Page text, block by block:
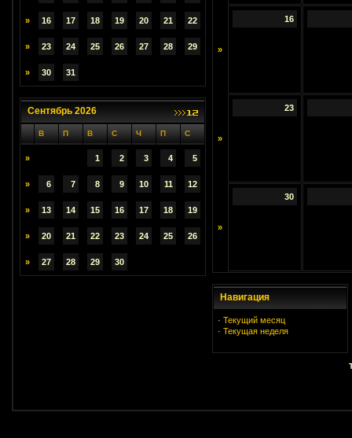
» 16 17 18 19 20 21 22
» 23 24 25 26 27 28 29
» 30 31
Сентябрь 2026
В П В С Ч П С
» 1 2 3 4 5
» 6 7 8 9 10 11 12
» 13 14 15 16 17 18 19
» 20 21 22 23 24 25 26
» 27 28 29 30
»
16
»
23
»
30
Навигация
· Текущий месяц
· Текущая неделя